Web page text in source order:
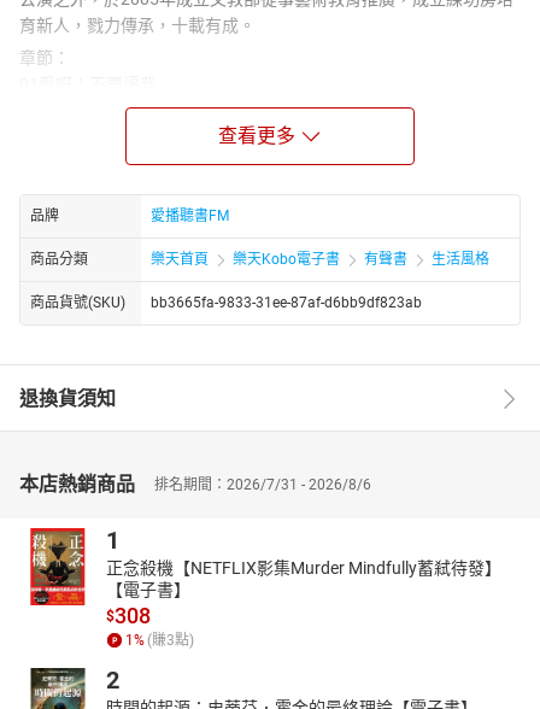
育新人，戮力傳承，十載有成。
章節：
02遇見100%女孩
05 TQT Boys
查看更多
品牌 愛播聽書FM
商品分類 樂天首頁 樂天Kobo電子書 有聲書 生活風格
商品貨號(SKU) bb3665fa-9833-31ee-87af-d6bb9df823ab
退換貨須知
本店熱銷商品 排名期間：2026/7/31 - 2026/8/6
1
正念殺機【NETFLIX影集Murder Mindfully蓄弒待發】
【電子書】
$308
1 % (賺3點)
2